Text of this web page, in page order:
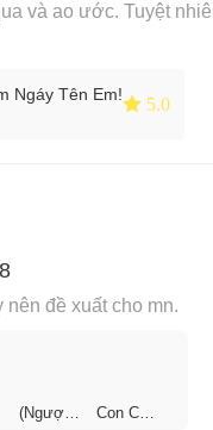
và ao ước. Tuyệt
Ngáy Tên Em! 5.0
đề xuất cho mn.
(Ngược,
Con Cừu